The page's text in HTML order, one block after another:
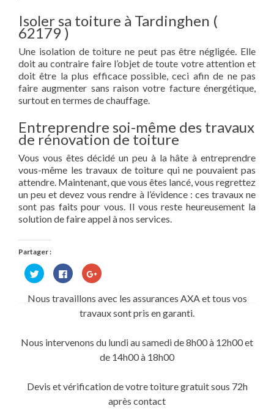
Isoler sa toiture à Tardinghen (
62179 )
Une isolation de toiture ne peut pas être négligée. Elle
doit au contraire faire l’objet de toute votre attention et
doit être la plus efficace possible, ceci afin de ne pas
faire augmenter sans raison votre facture énergétique,
surtout en termes de chauffage.
Entreprendre soi-même des travaux
de rénovation de toiture
Vous vous êtes décidé un peu à la hâte à entreprendre
vous-même les travaux de toiture qui ne pouvaient pas
attendre. Maintenant, que vous êtes lancé, vous regrettez
un peu et devez vous rendre à l’évidence : ces travaux ne
sont pas faits pour vous. Il vous reste heureusement la
solution de faire appel à nos services.
Partager :
Cliquez
pour
partager
Twitter(ouvre
Cliquez
pour
partager
sur
Facebook(ouvre
dans
une
Cliquez
pour
Google+
dans
fenêtre)
Nous travaillons avec les assurances AXA et tous vos
travaux sont pris en garanti.
Nous intervenons du lundi au samedi de 8h00 à 12h00 et
de 14h00 à 18h00
Devis et vérification de votre toiture gratuit sous 72h
après contact